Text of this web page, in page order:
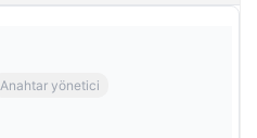
Anahtar yönetici